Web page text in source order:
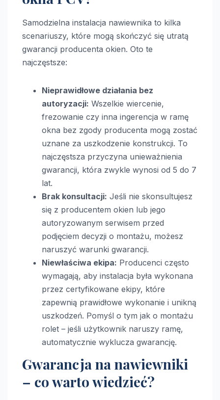
Samodzielna instalacja nawiewnika to kilka
scenariuszy, które mogą skończyć się utratą
gwarancji producenta okien. Oto te
najczęstsze:
Nieprawidłowe działania bez
autoryzacji: Wszelkie wiercenie,
frezowanie czy inna ingerencja w ramę
okna bez zgody producenta mogą zostać
uznane za uszkodzenie konstrukcji. To
najczęstsza przyczyna unieważnienia
gwarancji, która zwykle wynosi od 5 do 7
lat.
Brak konsultacji: Jeśli nie skonsultujesz
się z producentem okien lub jego
autoryzowanym serwisem przed
podjęciem decyzji o montażu, możesz
naruszyć warunki gwarancji.
Niewłaściwa ekipa: Producenci często
wymagają, aby instalacja była wykonana
przez certyfikowane ekipy, które
zapewnią prawidłowe wykonanie i unikną
uszkodzeń. Pomyśl o tym jak o montażu
rolet – jeśli użytkownik naruszy ramę,
automatycznie wyklucza gwarancję.
Gwarancja na nawiewniki
– co warto wiedzieć?